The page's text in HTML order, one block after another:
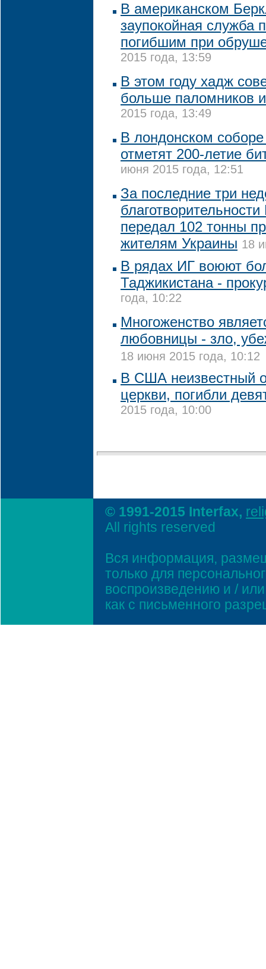
В американском
заупокойная служба
погибшим при
2015 года, 13:59
В этом году хадж
больше паломников
2015 года, 13:49
В лондонском
отметят 200-летие
июня 2015 года, 12:51
За последние три
передал 102 тонны
жителям Украины 18
В рядах ИГ воюют
Таджикистана -
года, 10:22
Многоженство
любовницы - зло,
18 июня 2015 года, 10:12
В США неизвестный
церкви, погибли
2015 года, 10:00
© 1991-2015 Interfax,
All rights reserved
Вся информация,
только для
воспроизведению и /
как с письменного